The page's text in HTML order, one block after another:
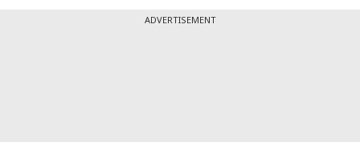
ADVERTISEMENT